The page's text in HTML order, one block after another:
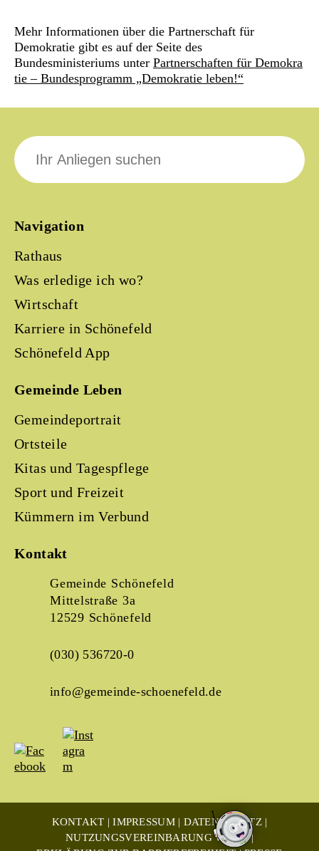
Mehr Informationen über die Partnerschaft für
Demokratie gibt es auf der Seite des
Bundesministeriums unter Partnerschaften für Demokra
tie – Bundesprogramm „Demokratie leben!“
Navigation
Rathaus
Was erledige ich wo?
Wirtschaft
Karriere in Schönefeld
Schönefeld App
Gemeinde Leben
Gemeindeportrait
Ortsteile
Kitas und Tagespflege
Sport und Freizeit
Kümmern im Verbund
Kontakt
Gemeinde Schönefeld
Mittelstraße 3a
12529 Schönefeld
(030) 536720-0
info@gemeinde-schoenefeld.de
Suche
nach:
KONTAKT IMPRESSUM
DATENSCHUTZ
NUTZUNGSVEREINBARUNG WLAN